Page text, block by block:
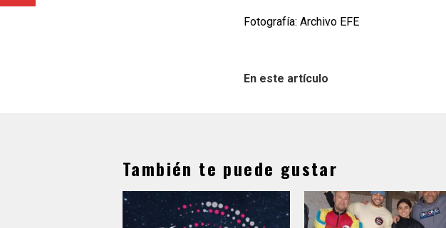
Fotografía: Archivo EFE
En este artículo
También te puede gustar